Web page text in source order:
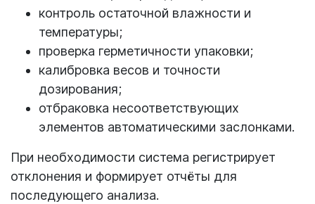
контроль остаточной влажности и
температуры;
проверка герметичности упаковки;
калибровка весов и точности
дозирования;
отбраковка несоответствующих
элементов автоматическими заслонками.
При необходимости система регистрирует
отклонения и формирует отчёты для
последующего анализа.